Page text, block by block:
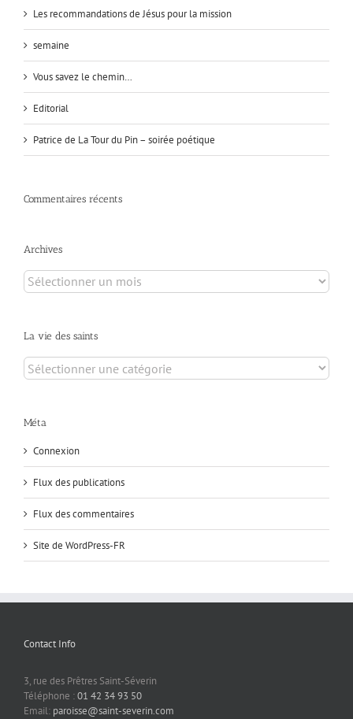
Les recommandations de Jésus pour la mission
semaine
Vous savez le chemin…
Editorial
Patrice de La Tour du Pin – soirée poétique
Commentaires récents
Archives
Archives
La vie des saints
La
vie
Méta
Connexion
Flux des publications
Flux des commentaires
Site de WordPress-FR
Contact Info
3, rue des Prêtres Saint-Séverin
Téléphone :01 42 34 93 50
Email: paroisse@saint-severin.com